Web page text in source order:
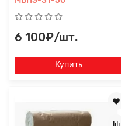
6 100₽/шт.
Купить